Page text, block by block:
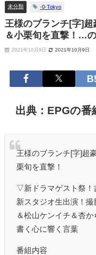
未分類 -0-Tokyo
王様のブランチ[字]
＆小栗旬を直撃！…
2021年10月9日 2021年10月9日
出典：EPGの番
王様のブランチ[字]超
栗旬を直撃！
▽新ドラマゲスト祭！
新スタジオ生出演！
＆松山ケンイチ＆杏
書く心に響く言葉
番組内容